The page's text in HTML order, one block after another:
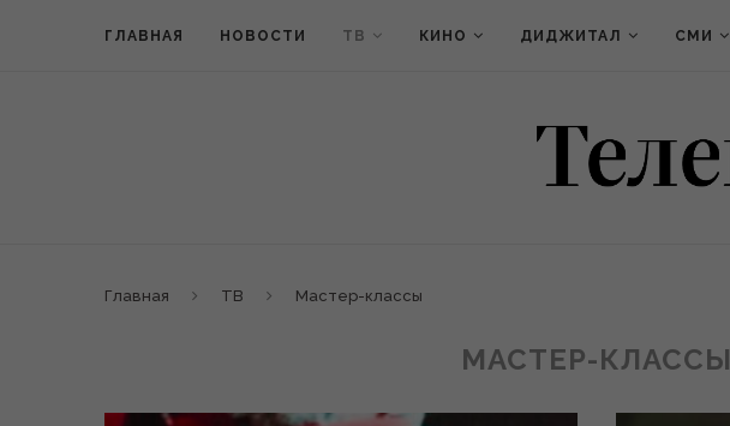
ГЛАВНАЯ НОВОСТИ ТВ КИНО ДИДЖИТАЛ СМИ
Главная ТВ Мастер-классы
МАСТЕР-КЛАССЫ